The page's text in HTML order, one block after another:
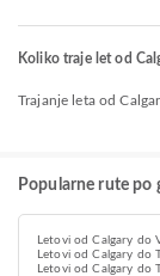
Koliko traje let od
Trajanje leta od
Popularne rute po
Letovi od Calgary do
Letovi od Calgary do
Letovi od Calgary do